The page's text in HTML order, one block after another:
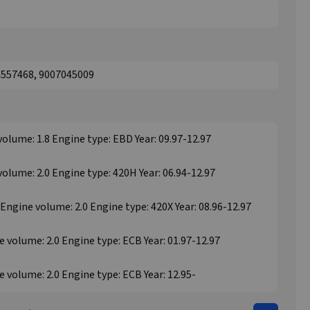
9007045009
1.8 Engine type: EBD Year: 09.97-12.97
2.0 Engine type: 420H Year: 06.94-12.97
volume: 2.0 Engine type: 420X Year: 08.96-12.97
2.0 Engine type: ECB Year: 01.97-12.97
2.0 Engine type: ECB Year: 12.95-